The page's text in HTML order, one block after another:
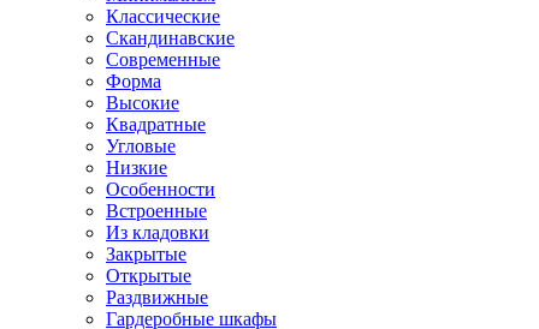
Классические
Скандинавские
Современные
Форма
Высокие
Квадратные
Угловые
Низкие
Особенности
Встроенные
Из кладовки
Закрытые
Открытые
Раздвижные
Гардеробные шкафы